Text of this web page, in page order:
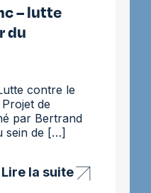
– lutte
du
contre le
de
par Bertrand
sein de […]
Lire la suite
Projet